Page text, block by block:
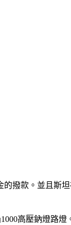
撥款。並且斯
高壓鈉燈路